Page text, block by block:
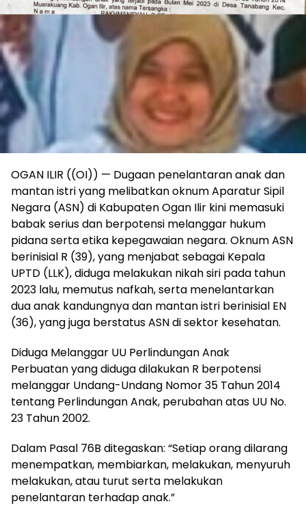
OGAN ILIR ((OI)) — Dugaan penelantaran anak dan
mantan istri yang melibatkan oknum Aparatur Sipil
Negara (ASN) di Kabupaten Ogan Ilir kini memasuki
babak serius dan berpotensi melanggar hukum
pidana serta etika kepegawaian negara. Oknum ASN
berinisial R (39), yang menjabat sebagai Kepala
UPTD (LLK), diduga melakukan nikah siri pada tahun
2023 lalu, memutus nafkah, serta menelantarkan
dua anak kandungnya dan mantan istri berinisial EN
(36), yang juga berstatus ASN di sektor kesehatan.
Diduga Melanggar UU Perlindungan Anak
Perbuatan yang diduga dilakukan R berpotensi
melanggar Undang-Undang Nomor 35 Tahun 2014
tentang Perlindungan Anak, perubahan atas UU No.
23 Tahun 2002.
Dalam Pasal 76B ditegaskan: “Setiap orang dilarang
menempatkan, membiarkan, melakukan, menyuruh
melakukan, atau turut serta melakukan
penelantaran terhadap anak.”